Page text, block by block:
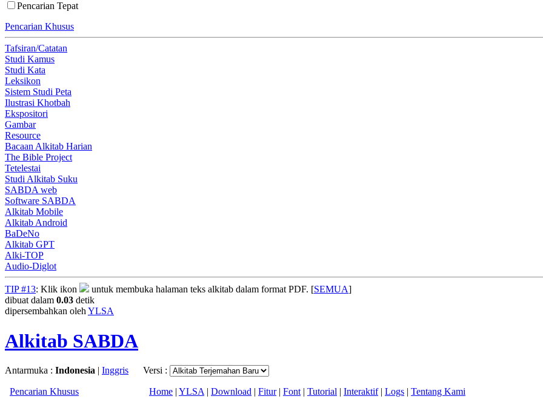
Pencarian Tepat
Pencarian Khusus
Tafsiran/Catatan
Studi Kamus
Studi Kata
Leksikon
Sistem Studi Peta
Ilustrasi Khotbah
Ekspositori
Gambar
Resource
Bacaan Alkitab Harian
The Bible Project
Tetelestai
Studi Alkitab Suku
SABDA web
Software SABDA
Alkitab Mobile
Alkitab Android
BaDeNo
Alkitab GPT
Alki-TOP
Audio-Diglot
TIP #13: Klik ikon untuk membuka halaman teks alkitab dalam format PDF. [SEMUA]
dibuat dalam 0.03 detik
dipersembahkan oleh YLSA
Alkitab SABDA
Antarmuka : Indonesia | Inggris Versi :
Pencarian Khusus Home | YLSA | Download | Fitur| Font | Tutorial | Interaktif| Logs | Tentang Kami